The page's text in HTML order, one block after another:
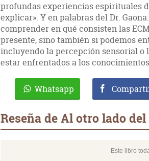
profundas experiencias espirituales
explicar». Y en palabras del Dr.
comprender en qué consisten las
presente, sino también si podemos
incluyendo la percepción sensorial o
estar enfrentados a los
Whatsapp
Reseña de Al otro lado
Este libro